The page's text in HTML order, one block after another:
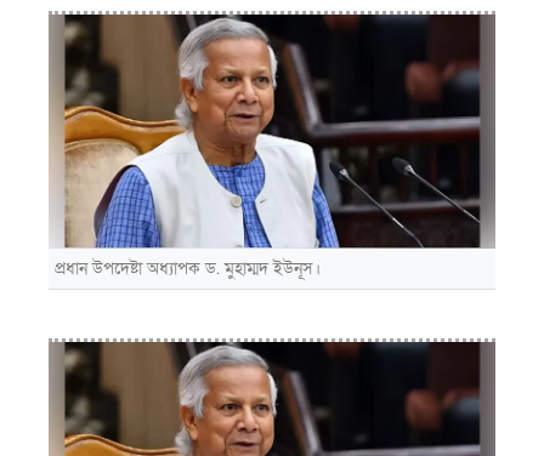
প্রধান উপদেষ্টা অধ্যাপক ড. মুহাম্মদ ইউনূস।